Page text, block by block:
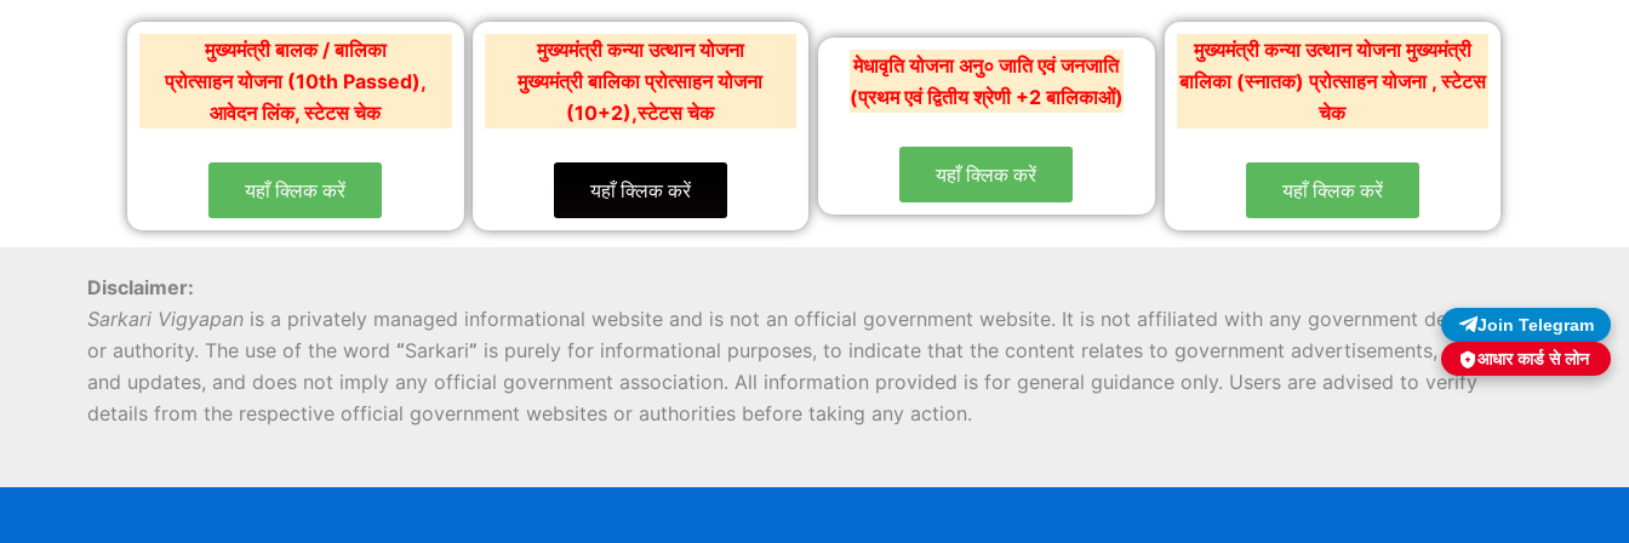
मुख्यमंत्री बालक / बालिका
प्रोत्साहन योजना (10th Passed),
आवेदन लिंक, स्टेटस चेक
यहाँ क्लिक करें
मुख्यमंत्री कन्या उत्थान योजना
मुख्यमंत्री बालिका प्रोत्साहन योजना
(10+2),स्टेटस चेक
यहाँ क्लिक करें
मेधावृति योजना अनु० जाति एवं जनजाति
(प्रथम एवं द्वितीय श्रेणी +2 बालिकाओं)
यहाँ क्लिक करें
मुख्यमंत्री कन्या उत्थान योजना मुख्यमंत्री
बालिका (स्नातक) प्रोत्साहन योजना , स्टेटस
चेक
यहाँ क्लिक करें
Disclaimer:
Sarkari Vigyapan is a privately managed informational website and is not an official government website. It is not affiliated with any government department
or authority. The use of the word “Sarkari” is purely for informational purposes, to indicate that the content relates to government advertisements, schemes,
and updates, and does not imply any official government association. All information provided is for general guidance only. Users are advised to verify
details from the respective official government websites or authorities before taking any action.
Join Telegram
आधार कार्ड से लोन